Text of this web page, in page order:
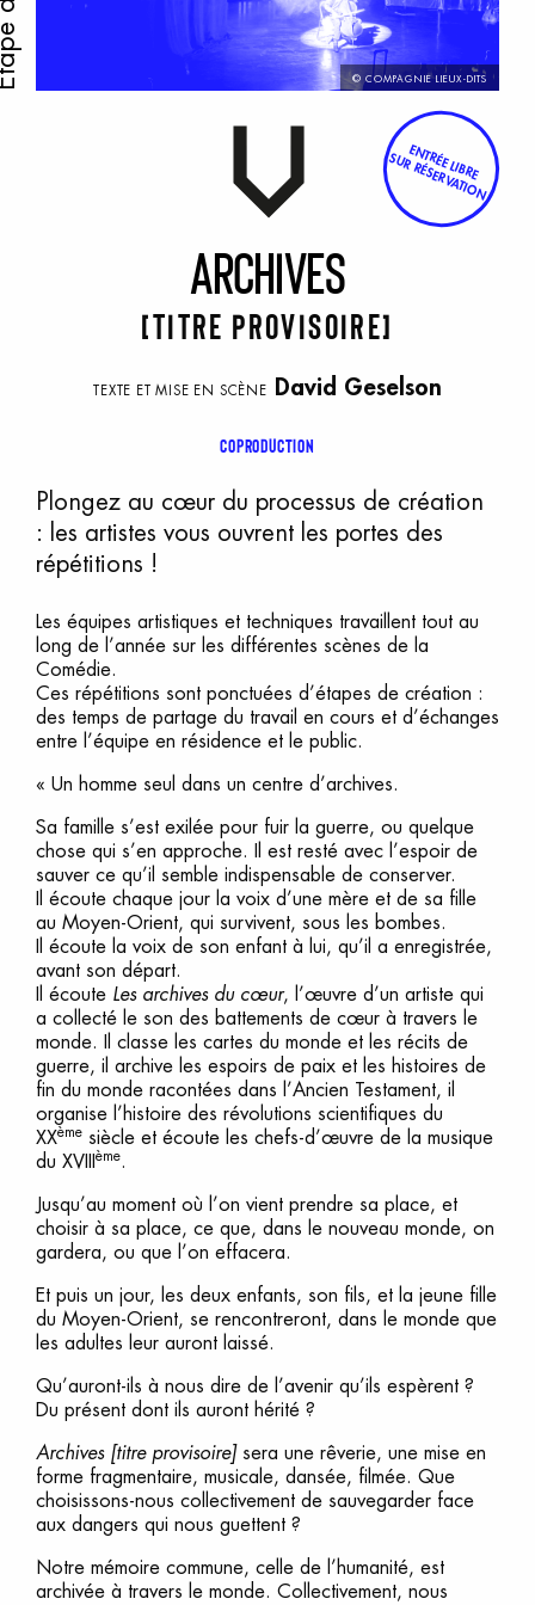
© COMPAGNIE LIEUX-DITS
ENTRÉE LIBRE
SUR RÉSERVATION
Archives
[titre provisoire]
TEXTE ET MISE EN SCÈNE David Geselson
Coproduction
Plongez au cœur du processus de création
: les artistes vous ouvrent les portes des
répétitions !
Les équipes artistiques et techniques travaillent tout au
long de l’année sur les différentes scènes de la
Comédie.
Ces répétitions sont ponctuées d’étapes de création :
des temps de partage du travail en cours et d’échanges
entre l’équipe en résidence et le public.
« Un homme seul dans un centre d’archives.
Sa famille s’est exilée pour fuir la guerre, ou quelque
chose qui s’en approche. Il est resté avec l’espoir de
sauver ce qu’il semble indispensable de conserver.
Il écoute chaque jour la voix d’une mère et de sa fille
au Moyen-Orient, qui survivent, sous les bombes.
Il écoute la voix de son enfant à lui, qu’il a enregistrée,
avant son départ.
Il écoute Les archives du cœur, l’œuvre d’un artiste qui
a collecté le son des battements de cœur à travers le
monde. Il classe les cartes du monde et les récits de
guerre, il archive les espoirs de paix et les histoires de
fin du monde racontées dans l’Ancien Testament, il
organise l’histoire des révolutions scientifiques du
XXème siècle et écoute les chefs-d’œuvre de la musique
du XVIII
ème.
Jusqu’au moment où l’on vient prendre sa place, et
choisir à sa place, ce que, dans le nouveau monde, on
gardera, ou que l’on effacera.
Et puis un jour, les deux enfants, son fils, et la jeune fille
du Moyen-Orient, se rencontreront, dans le monde que
les adultes leur auront laissé.
Qu’auront-ils à nous dire de l’avenir qu’ils espèrent ?
Du présent dont ils auront hérité ?
Archives [titre provisoire] sera une rêverie, une mise en
forme fragmentaire, musicale, dansée, filmée. Que
choisissons-nous collectivement de sauvegarder face
aux dangers qui nous guettent ?
Notre mémoire commune, celle de l’humanité, est
archivée à travers le monde. Collectivement, nous